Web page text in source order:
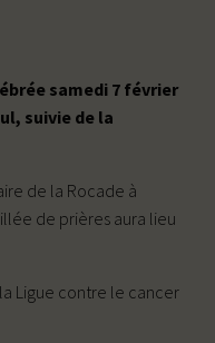
samedi 7 février
suivie de la
de la Rocade à
de prières aura lieu
Ligue contre le cancer